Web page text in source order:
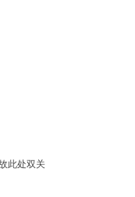
此处双关